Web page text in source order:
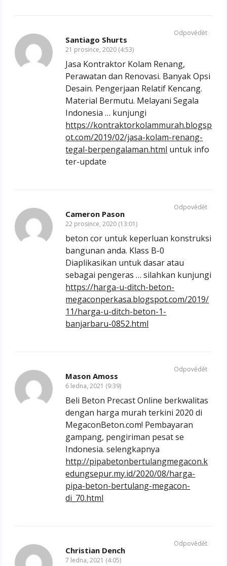
Santiago Shurts
21 prosince, 2020 (4:53)
Jasa Kontraktor Kolam Renang,
Perawatan dan Renovasi. Banyak Opsi
Desain. Pengerjaan Relatif Kencang.
Material Bermutu. Melayani Segala
Indonesia … kunjungi
https://kontraktorkolammurah.blogsp
ot.com/2019/02/jasa-kolam-renang-
tegal-berpengalaman.html untuk info
ter-update
Odpovědět
Cameron Pason
22 prosince, 2020 (13:01)
beton cor untuk keperluan konstruksi
bangunan anda. Klass B-0
Diaplikasikan untuk dasar atau
sebagai pengeras … silahkan kunjungi
https://harga-u-ditch-beton-
megaconperkasa.blogspot.com/2019/
11/harga-u-ditch-beton-1-
banjarbaru-0852.html
Odpovědět
Mason Amoss
6 ledna, 2021 (9:39)
Beli Beton Precast Online berkwalitas
dengan harga murah terkini 2020 di
MegaconBeton.com! Pembayaran
gampang, pengiriman pesat se
Indonesia. selengkapnya
http://pipabetonbertulangmegacon.k
edungsepur.my.id/2020/08/harga-
pipa-beton-bertulang-megacon-
di_70.html
Odpovědět
Christian Dench
7 ledna, 2021 (4:05)
Odpovědět